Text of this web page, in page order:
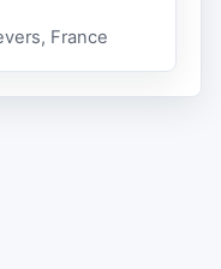
France